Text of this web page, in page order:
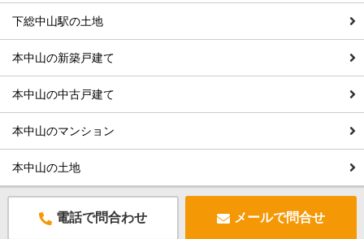
下総中山駅の土地
本中山の新築戸建て
本中山の中古戸建て
本中山のマンション
本中山の土地
電話で問合わせ メールで問合せ